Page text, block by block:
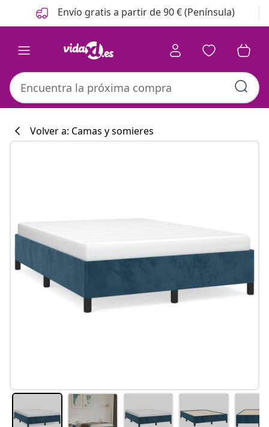
Anterior
Siguiente Envío gratis a partir de 90 € (Península)
Volver a: Camas y somieres